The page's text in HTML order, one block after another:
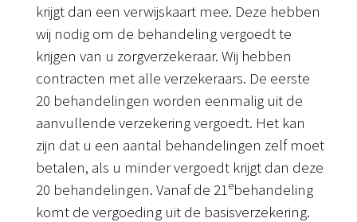
krijgt dan een verwijskaart mee. Deze hebben
wij nodig om de behandeling vergoedt te
krijgen van u zorgverzekeraar. Wij hebben
contracten met alle verzekeraars. De eerste
20 behandelingen worden eenmalig uit de
aanvullende verzekering vergoedt. Het kan
zijn dat u een aantal behandelingen zelf moet
betalen, als u minder vergoedt krijgt dan deze
20 behandelingen. Vanaf de 21ebehandeling
komt de vergoeding uit de basisverzekering.